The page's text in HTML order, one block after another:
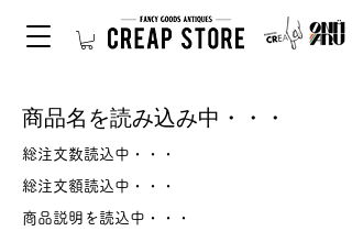
商品名を読み込み中・・・
総注文数読込中・・・
総注文額読込中・・・
商品説明を読込中・・・